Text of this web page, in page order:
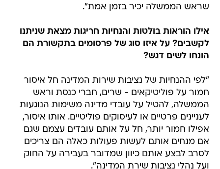
שראש הממשלה יכיר בזמן אמת".
אילו הוראות בולטות והנחיות חריגות מצאת שניתנו
לקשבים? על איזו סוג של פרסומים בתקשורת הם
הונחו לשים דגש?
"לפי ההנחיות של נציבות שירות המדינה חל איסור
חמור על פוליטיקאים - שרים, חברי כנסת וראש
הממשלה, להטיל על עובדי מדינה משימות הנוגעות
לעניינים פרטיים או לעיסוקים פוליטיים. אותו איסור,
אפילו חמור יותר, חל על אותם עובדים עצמם שגם
אם מנחים אותם לעשות פעולות כאלה הם צריכים
לסרב לבצע אותם כיוון שמדובר בעבירה על החוק
ועל נהלי נציבות שירת המדינה".